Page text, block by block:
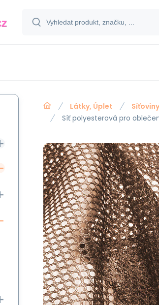
Látky, Úplet
Síť polyesterová pro